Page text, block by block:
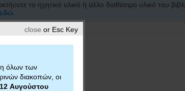
το ηχητικό υλικό ή άλλο διαθέσιμο υλικό του
.
close or Esc Key
όλων των
διακοπών, οι
Αυγούστου